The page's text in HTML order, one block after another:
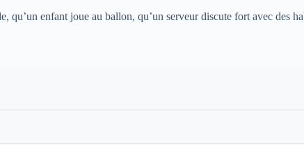
enfant joue au ballon, qu’un serveur discute fort avec des